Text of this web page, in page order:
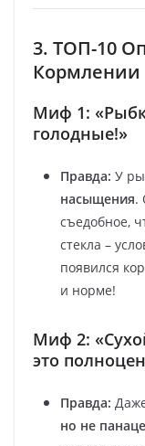
3. ТОП-10
Кормлении
Миф 1:
голодные!»
Правда: У
насыщения.
съедобное,
стекла –
появился
и норме!
Миф 2:
это
Правда:
но не